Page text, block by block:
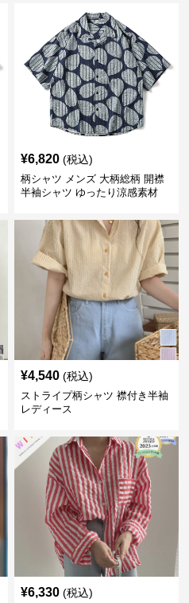
¥6,820 (税込)
柄シャツ メンズ 大柄総柄 開襟
半袖シャツ ゆったり涼感素材
¥4,540 (税込)
ストライプ柄シャツ 襟付き半袖
レディース
¥6,330 (税込)